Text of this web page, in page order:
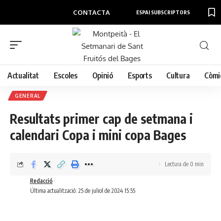
CONTACTA ESPAI SUBSCRIPTORS
Actualitat Escoles Opinió Esports Cultura
GENERAL
Resultats primer cap de setmana i
calendari Copa i mini copa Bages
Última actualització: 25 de juliol de 2024 15:55
Redacció
Lectura de 0 min